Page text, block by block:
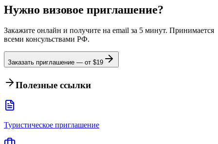
Нужно визовое приглашение?
Закажите онлайн и получите на email за 5 минут. Принимается
всеми консульствами РФ.
Заказать приглашение — от $19
Полезные ссылки
Туристическое приглашение